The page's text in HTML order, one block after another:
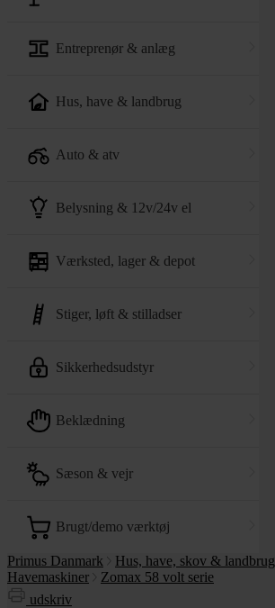
entreprenør & anlæg
hus, have & landbrug
auto & atv
belysning & 12v/24v el
værksted, lager & depot
stiger, løft & stilladser
sikkerhedsudstyr
beklædning
sæson & vejr
brugt/demo værktøj
Primus Danmark
Hus, have, skov & landbrug
Havemaskiner
Zomax 58 volt serie
udskriv